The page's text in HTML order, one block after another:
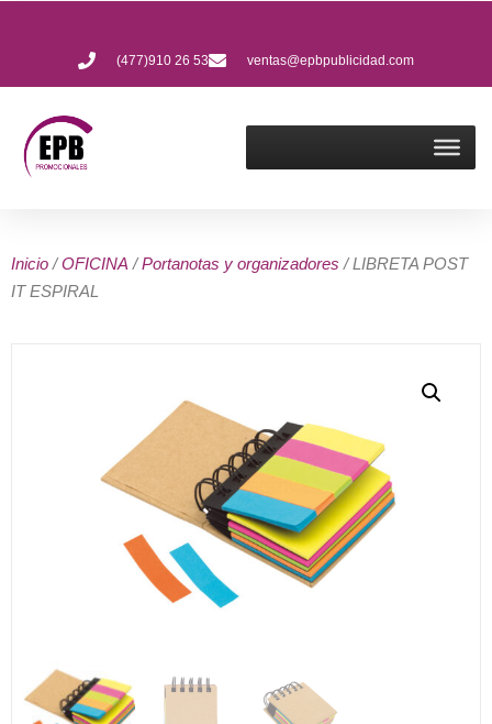
(477)910 26 53 ventas@epbpublicidad.com
Inicio /OFICINA /Portanotas y organizadores / LIBRETA POST
IT ESPIRAL